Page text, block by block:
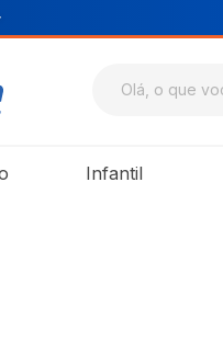
Infantil